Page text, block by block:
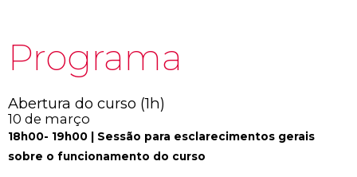
Programa
Abertura do curso (1h)
10 de março
18h00- 19h00 | Sessão para esclarecimentos gerais
sobre o funcionamento do curso